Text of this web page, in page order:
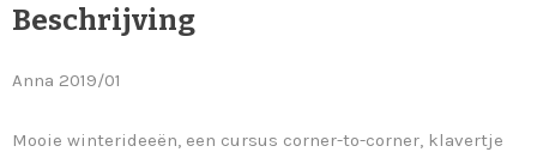
Beschrijving
Anna 2019/01
Mooie winterideeën, een cursus corner-to-corner, klavertje